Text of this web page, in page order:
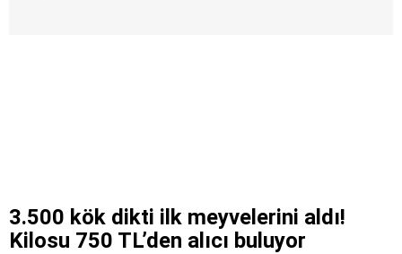
3.500 kök dikti ilk meyvelerini aldı!
Kilosu 750 TL’den alıcı buluyor